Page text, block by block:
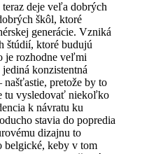
deje veľa dobrých
škôl, ktoré
generácie. Vzniká
štúdií, ktoré budujú
je rozhodne veľmi
jediná konzistentná
našťastie, pretože by to
tu vysledovať niekoľko
k návratu ku
stavia do popredia
dizajnu to
belgické, keby v tom